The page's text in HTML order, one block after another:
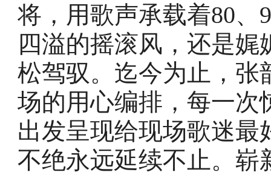
将，用歌声承载着80、
四溢的摇滚风，还是
松驾驭。迄今为止，张
场的用心编排，每一次
出发呈现给现场歌迷
不绝永远延续不止。崭